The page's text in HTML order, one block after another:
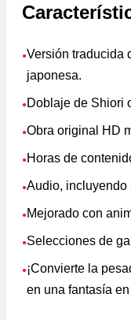
●Versión traducida
japonesa.
● Doblaje de Shiori
●Obra original HD
● Horas de
●Audio, incluyendo
● Mejorado con
●Selecciones de
● ¡Convierte la
en una fantasía